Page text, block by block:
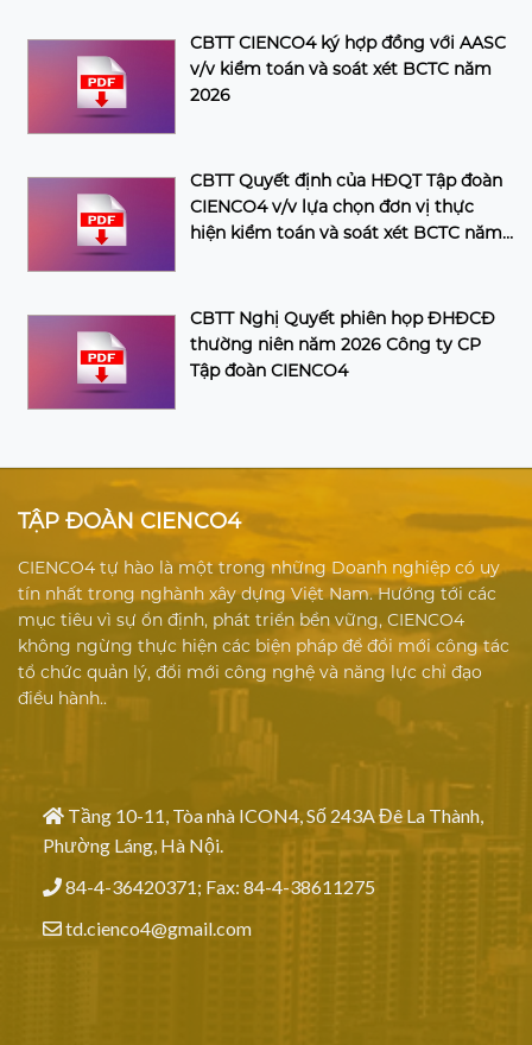
CBTT CIENCO4 ký hợp đồng với AASC
v/v kiểm toán và soát xét BCTC năm
2026
CBTT Quyết định của HĐQT Tập đoàn
CIENCO4 v/v lựa chọn đơn vị thực
hiện kiểm toán và soát xét BCTC năm
CBTT Nghị Quyết phiên họp ĐHĐCĐ
thường niên năm 2026 Công ty CP
Tập đoàn CIENCO4
TẬP ĐOÀN CIENCO4
CIENCO4 tự hào là một trong những Doanh nghiệp có uy
tín nhất trong nghành xây dựng Việt Nam. Hướng tới các
mục tiêu vì sự ổn định, phát triển bền vững, CIENCO4
không ngừng thực hiện các biện pháp để đổi mới công tác
tổ chức quản lý, đổi mới công nghệ và năng lực chỉ đạo
điều hành..
Tầng 10-11, Tòa nhà ICON4, Số 243A Đê La Thành,
Phường Láng, Hà Nội.
84-4-36420371; Fax: 84-4-38611275
td.cienco4@gmail.com